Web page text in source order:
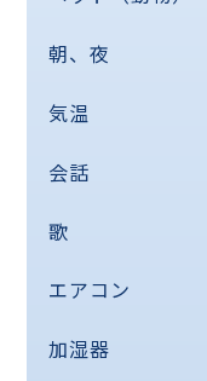
朝、夜
気温
会話
歌
エアコン
加湿器